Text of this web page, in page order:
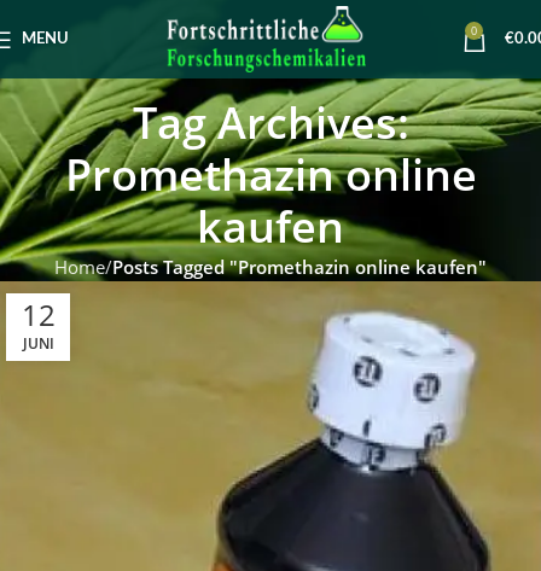
MENU
0
€
Tag Archives:
Promethazin online
kaufen
Home Posts Tagged "Promethazin online kaufen"
12
JUNI